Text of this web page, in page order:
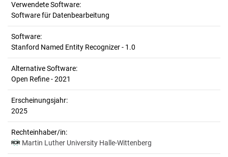
Verwendete Software:
Software für Datenbearbeitung
Software:
Stanford Named Entity Recognizer - 1.0
Alternative Software:
Open Refine - 2021
Erscheinungsjahr:
2025
Rechteinhaber/in:
Martin Luther University Halle-Wittenberg